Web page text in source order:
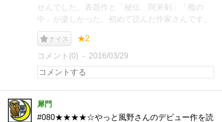
せんでした。表題作と「秘伝 阿呆剣」「檻の
中」が楽しかった。初めて読んだ作家さんです。
ナイス ★2
コメント(0) 2016/03/29
犀門
#080★★★★☆やっと風野さんのデビュー作を読